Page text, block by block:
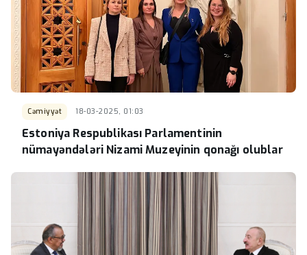
Cəmiyyət 18-03-2025, 01:03
Estoniya Respublikası Parlamentinin
nümayəndələri Nizami Muzeyinin qonağı olublar